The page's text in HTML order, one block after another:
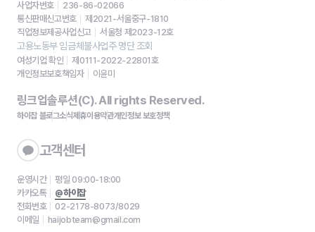
사업자번호
236-86-02066
통신판매신고번호
제2021-서울중구-1810
직업정보제공사업신고
서울청 제2023-12호
고용노동부 임금체불사업주 명단 조회
여성기업 확인
제0111-2022-22801호
개인정보보호책임자
이윤미
링크업솔루션(C). All rights Reserved.
하이잡 블로그소식제휴이용약관개인정보 보호정책
고객센터
운영시간
평일 09:00-18:00
카카오톡
@하이잡
전화번호
02-2178-8073/8029
이메일
haijobteam@gmail.com